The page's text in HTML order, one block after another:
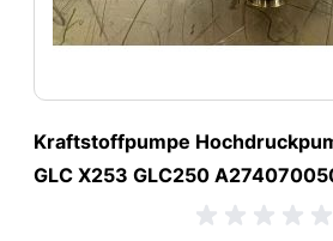
Kraftstoffpumpe
GLC X253 GLC250